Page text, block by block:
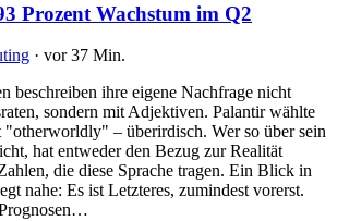
Prozent Wachstum im Q2
· vor 37 Min.
beschreiben ihre eigene Nachfrage nicht
sondern mit Adjektiven. Palantir wählte
"otherworldly" – überirdisch. Wer so über sein
hat entweder den Bezug zur Realität
die diese Sprache tragen. Ein Blick in
nahe: Es ist Letzteres, zumindest vorerst.